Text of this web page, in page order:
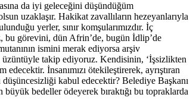
da iyi geleceğini düşündüğüm
uzaklaşır. Hakikat zavallıların hezeyanlarıyla
yerler, sınır komşularımızdır. İç
bu görevini, dün Afrin’de, bugün İdlip’de
ismini merak ediyorsa arşiv
üzüntüyle takip ediyoruz. Kendisinin, ‘İşsizlikten
İnsanımızı ötekileştirerek, ayrıştıran
kabul edecektir? Belediye Başkanı
bedeller ödeyerek bıraktığı bu topraklarda